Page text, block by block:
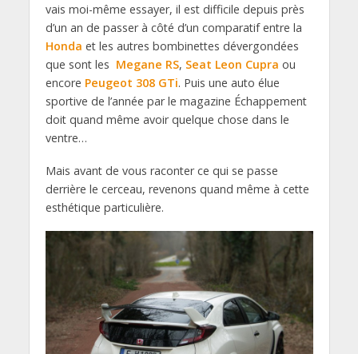
vais moi-même essayer, il est difficile depuis près
d’un an de passer à côté d’un comparatif entre la
Honda et les autres bombinettes dévergondées
que sont les Megane RS, Seat Leon Cupra ou
encore Peugeot 308 GTi. Puis une auto élue
sportive de l’année par le magazine Échappement
doit quand même avoir quelque chose dans le
ventre…
Mais avant de vous raconter ce qui se passe
derrière le cerceau, revenons quand même à cette
esthétique particulière.